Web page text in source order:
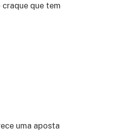
que tem
uma aposta